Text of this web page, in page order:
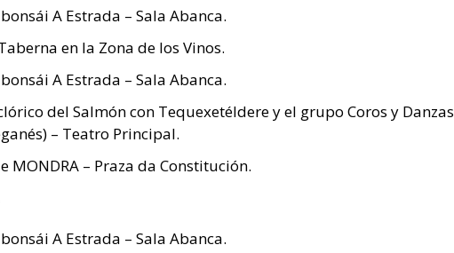
A Estrada – Sala Abanca.
en la Zona de los Vinos.
A Estrada – Sala Abanca.
del Salmón con Tequexetéldere y el grupo Coros y Danzas
– Teatro Principal.
MONDRA – Praza da Constitución.
A Estrada – Sala Abanca.